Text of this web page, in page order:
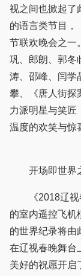
视之间也掀起了
的语言类节目，
节联欢晚会之一
巩、郎朗、郭冬
涛、邵峰、闫学
攀、《唐人街探
力派明星与笑匠
温度的欢笑与惊
开场即世界之
《2018辽视
的室内遥控飞机
的世界纪录将由
在辽视春晚舞台
美好的祝愿开启